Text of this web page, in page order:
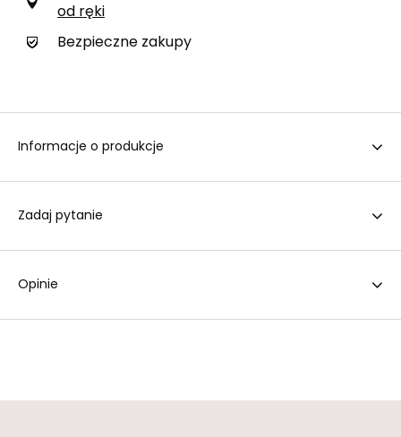
od ręki
Bezpieczne zakupy
Informacje o produkcje
Zadaj pytanie
Opinie